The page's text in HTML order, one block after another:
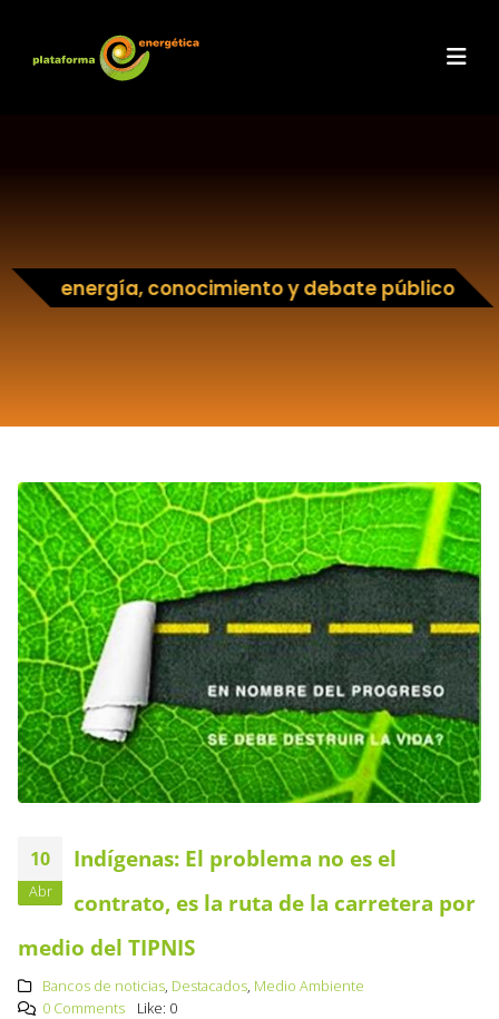
energía, conocimiento y debate público
10
Abr
Indígenas: El problema no es el
contrato, es la ruta de la carretera por
medio del TIPNIS
Bancos de noticias, Destacados, Medio Ambiente
0 Comments
Like: 0